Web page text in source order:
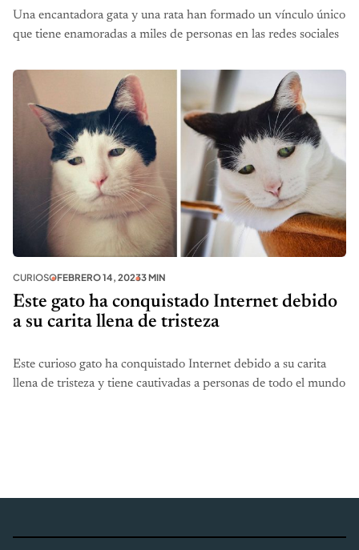
Una encantadora gata y una rata han formado un vínculo único
que tiene enamoradas a miles de personas en las redes sociales
CURIOSOFEBRERO 14, 20233 MIN
Este gato ha conquistado Internet debido
a su carita llena de tristeza
Este curioso gato ha conquistado Internet debido a su carita
llena de tristeza y tiene cautivadas a personas de todo el mundo